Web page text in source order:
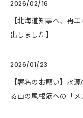
2026/02/16
【北海道知事へ、再
出しました】
2026/01/23
【署名のお願い】水
る山の尾根筋への「